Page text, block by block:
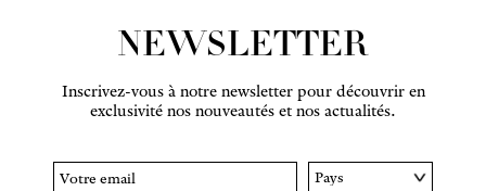
NEWSLETTER
Inscrivez-vous à notre newsletter pour découvrir en
exclusivité nos nouveautés et nos actualités.